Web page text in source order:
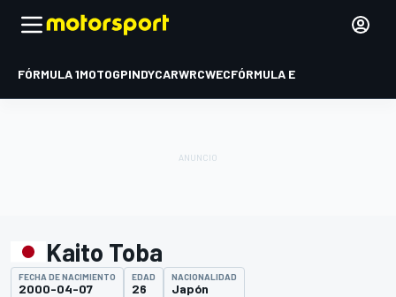
FÓRMULA 1MOTOGPINDYCARWRCWECFÓRMULA E
Kaito Toba
FECHA DE NACIMIENTO
2000-04-07
EDAD
26
NACIONALIDAD
Japón